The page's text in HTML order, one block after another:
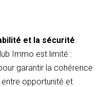
et la sécurité.
Immo est limité :
garantir la cohérence
opportunité et